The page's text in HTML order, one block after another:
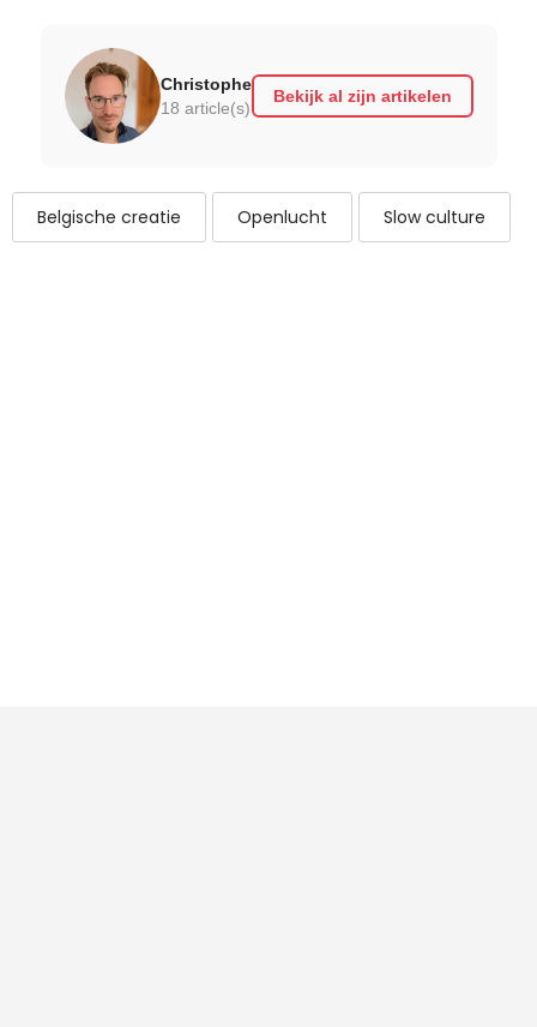
Christophe
18 article(s)
Bekijk al zijn artikelen
Belgische creatie Openlucht Slow culture